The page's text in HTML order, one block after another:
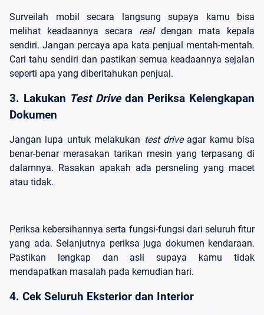
Surveilah mobil secara langsung supaya kamu bisa
melihat keadaannya secara real dengan mata kepala
sendiri. Jangan percaya apa kata penjual mentah-mentah.
Cari tahu sendiri dan pastikan semua keadaannya sejalan
seperti apa yang diberitahukan penjual.
3. Lakukan Test Drive dan Periksa Kelengkapan
Dokumen
Jangan lupa untuk melakukan test drive agar kamu bisa
benar-benar merasakan tarikan mesin yang terpasang di
dalamnya. Rasakan apakah ada persneling yang macet
atau tidak.
Periksa kebersihannya serta fungsi-fungsi dari seluruh fitur
yang ada. Selanjutnya periksa juga dokumen kendaraan.
Pastikan lengkap dan asli supaya kamu tidak
mendapatkan masalah pada kemudian hari.
4. Cek Seluruh Eksterior dan Interior